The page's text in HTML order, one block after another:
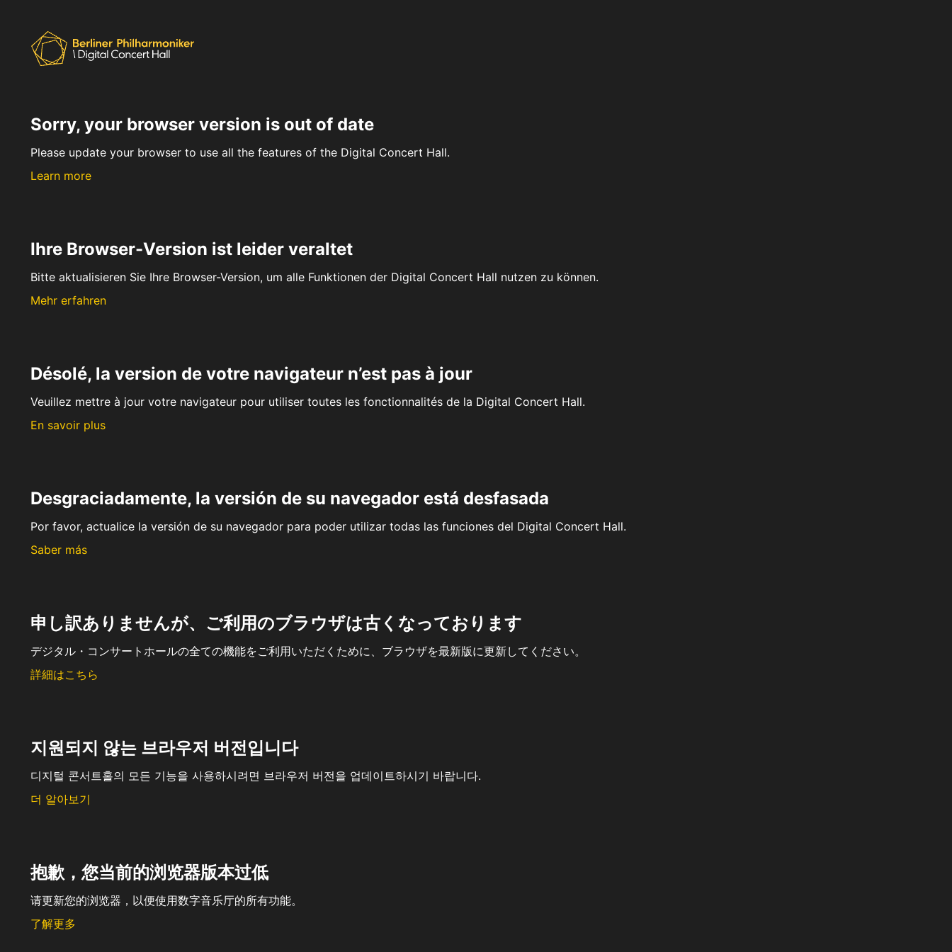
Sorry, your browser version is out of date
Please update your browser to use all the features of the Digital Concert Hall.
Learn more
Ihre Browser-Version ist leider veraltet
Bitte aktualisieren Sie Ihre Browser-Version, um alle Funktionen der Digital Concert Hall nutzen zu können.
Mehr erfahren
Désolé, la version de votre navigateur n’est pas à jour
Veuillez mettre à jour votre navigateur pour utiliser toutes les fonctionnalités de la Digital Concert Hall.
En savoir plus
Desgraciadamente, la versión de su navegador está desfasada
Por favor, actualice la versión de su navegador para poder utilizar todas las funciones del Digital Concert Hall.
Saber más
申し訳ありませんが、ご利用のブラウザは古くなっております
デジタル・コンサートホールの全ての機能をご利用いただくために、ブラウザを最新版に更新してください。
詳細はこちら
지원되지 않는 브라우저 버전입니다
디지털 콘서트홀의 모든 기능을 사용하시려면 브라우저 버전을 업데이트하시기 바랍니다.
더 알아보기
抱歉，您当前的浏览器版本过低
请更新您的浏览器，以便使用数字音乐厅的所有功能。
了解更多